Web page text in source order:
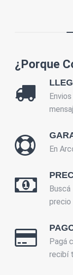
¿Porque
En
precio
Pagá
recibí